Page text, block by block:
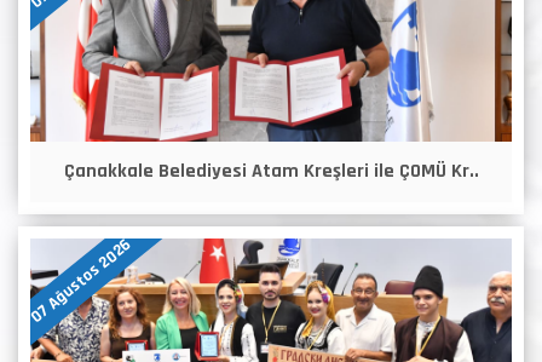
Çanakkale Belediyesi Atam Kreşleri ile ÇOMÜ Kr..
07 Ağustos 2026